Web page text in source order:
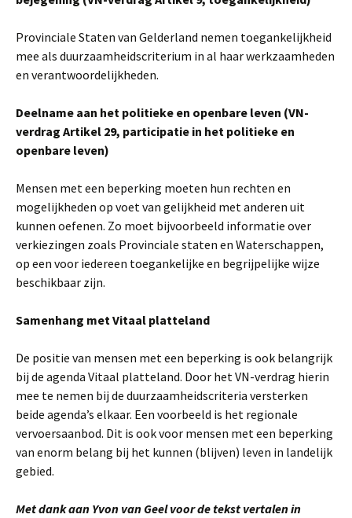
Provinciale Staten van Gelderland nemen toegankelijkheid
mee als duurzaamheidscriterium in al haar werkzaamheden
en verantwoordelijkheden.
Deelname aan het politieke en openbare leven (VN-
verdrag Artikel 29, participatie in het politieke en
openbare leven)
Mensen met een beperking moeten hun rechten en
mogelijkheden op voet van gelijkheid met anderen uit
kunnen oefenen. Zo moet bijvoorbeeld informatie over
verkiezingen zoals Provinciale staten en Waterschappen,
op een voor iedereen toegankelijke en begrijpelijke wijze
beschikbaar zijn.
Samenhang met Vitaal platteland
De positie van mensen met een beperking is ook belangrijk
bij de agenda Vitaal platteland. Door het VN-verdrag hierin
mee te nemen bij de duurzaamheidscriteria versterken
beide agenda’s elkaar. Een voorbeeld is het regionale
vervoersaanbod. Dit is ook voor mensen met een beperking
van enorm belang bij het kunnen (blijven) leven in landelijk
gebied.
Met dank aan Yvon van Geel voor de tekst vertalen in